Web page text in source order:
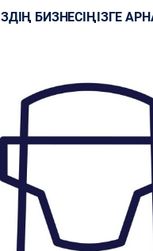
СІЗДІҢ БИЗНЕСІҢІЗГЕ